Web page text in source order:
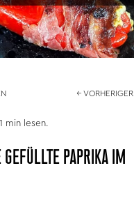
← VORHERIGER
1 min lesen.
PAPRIKA IM